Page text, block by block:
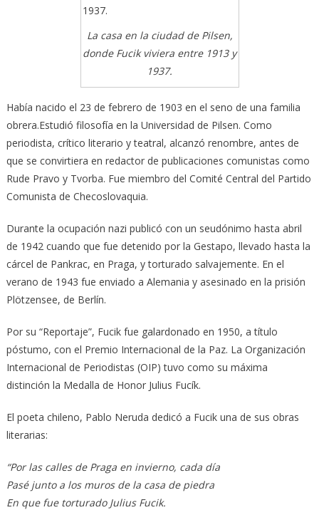
La casa en la ciudad de Pilsen,
donde Fucik viviera entre 1913 y
1937.
Había nacido el 23 de febrero de 1903 en el seno de una familia
obrera.Estudió filosofía en la Universidad de Pilsen. Como
periodista, crítico literario y teatral, alcanzó renombre, antes de
que se convirtiera en redactor de publicaciones comunistas como
Rude Pravo y Tvorba. Fue miembro del Comité Central del Partido
Comunista de Checoslovaquia.
Durante la ocupación nazi publicó con un seudónimo hasta abril
de 1942 cuando que fue detenido por la Gestapo, llevado hasta la
cárcel de Pankrac, en Praga, y torturado salvajemente. En el
verano de 1943 fue enviado a Alemania y asesinado en la prisión
Plötzensee, de Berlín.
Por su “Reportaje”, Fucik fue galardonado en 1950, a título
póstumo, con el Premio Internacional de la Paz. La Organización
Internacional de Periodistas (OIP) tuvo como su máxima
distinción la Medalla de Honor Julius Fucík.
El poeta chileno, Pablo Neruda dedicó a Fucik una de sus obras
literarias:
“Por las calles de Praga en invierno, cada día
Pasé junto a los muros de la casa de piedra
En que fue torturado Julius Fucik.